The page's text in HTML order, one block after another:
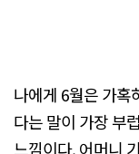
나에게 6월은 가혹
다는 말이 가장 부
느낌이다. 어머니